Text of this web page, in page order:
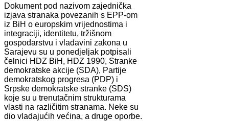
Dokument pod nazivom zajednička
izjava stranaka povezanih s EPP-om
iz BiH o europskim vrijednostima i
integraciji, identitetu, tržišnom
gospodarstvu i vladavini zakona u
Sarajevu su u ponedjeljak potpisali
čelnici HDZ BiH, HDZ 1990, Stranke
demokratske akcije (SDA), Partije
demokratskog progresa (PDP) i
Srpske demokratske stranke (SDS)
koje su u trenutačnim strukturama
vlasti na različitim stranama. Neke su
dio vladajućih većina, a druge oporbe.